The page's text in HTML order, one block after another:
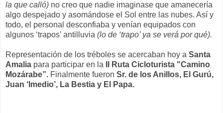
la que calló) no creo que nadie imaginase que amanecería
algo despejado y asomándose el Sol entre las nubes. Así y
todo, el personal desconfiaba y venían equipados con
algunos ‘trapos’ antilluvia (lo de ‘trapo’ ya se verá por qué).
Representación de los tréboles se acercaban hoy a Santa
Amalia para participar en la
II Ruta Cicloturista "Camino
Mozárabe”. Finalmente fueron Sr. de los Anillos, El Gurú,
Juan ‘Imedio’, La Bestia y El Papa.